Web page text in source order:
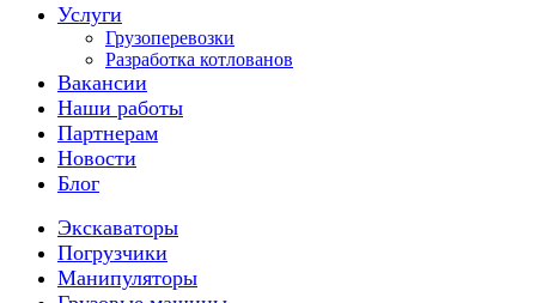
Услуги
Грузоперевозки
Разработка котлованов
Вакансии
Наши работы
Партнерам
Новости
Блог
Экскаваторы
Погрузчики
Манипуляторы